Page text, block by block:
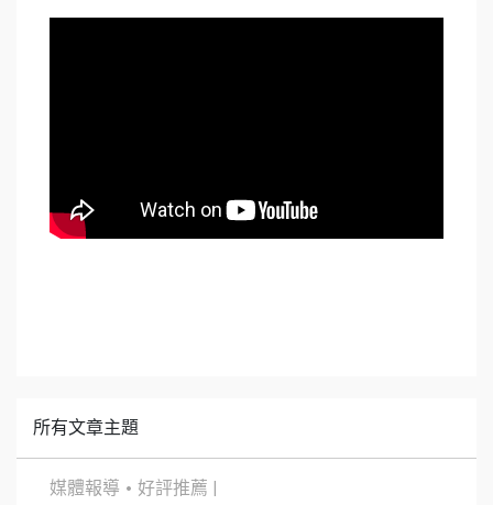
所有文章主題
媒體報導 • 好評推薦 |